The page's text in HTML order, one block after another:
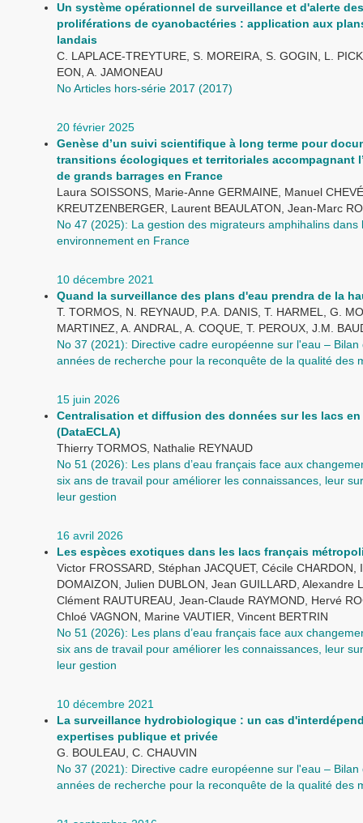
Un système opérationnel de surveillance et d'alerte des
proliférations de cyanobactéries : application aux
landais
C. LAPLACE-TREYTURE, S. MOREIRA, S. GOGIN, L.
EON, A. JAMONEAU
No Articles hors-série 2017 (2017)
20 février 2025
Genèse d’un suivi scientifique à long terme pour
transitions écologiques et territoriales accompagnant
de grands barrages en France
Laura SOISSONS, Marie-Anne GERMAINE, Manuel
KREUTZENBERGER, Laurent BEAULATON, Jean-Marc
No 47 (2025): La gestion des migrateurs amphihalins dans
environnement en France
10 décembre 2021
Quand la surveillance des plans d'eau prendra de la
T. TORMOS, N. REYNAUD, P.A. DANIS, T. HARMEL, G.
MARTINEZ, A. ANDRAL, A. COQUE, T. PEROUX, J.M.
No 37 (2021): Directive cadre européenne sur l'eau – Bilan
années de recherche pour la reconquête de la qualité des
15 juin 2026
Centralisation et diffusion des données sur les lacs en
(DataECLA)
Thierry TORMOS, Nathalie REYNAUD
No 51 (2026): Les plans d’eau français face aux
six ans de travail pour améliorer les connaissances, leur
leur gestion
16 avril 2026
Les espèces exotiques dans les lacs français
Victor FROSSARD, Stéphan JACQUET, Cécile CHARDON,
DOMAIZON, Julien DUBLON, Jean GUILLARD, Alexandre
Clément RAUTUREAU, Jean-Claude RAYMOND, Hervé
Chloé VAGNON, Marine VAUTIER, Vincent BERTRIN
No 51 (2026): Les plans d’eau français face aux
six ans de travail pour améliorer les connaissances, leur
leur gestion
10 décembre 2021
La surveillance hydrobiologique : un cas
expertises publique et privée
G. BOULEAU, C. CHAUVIN
No 37 (2021): Directive cadre européenne sur l'eau – Bilan
années de recherche pour la reconquête de la qualité des